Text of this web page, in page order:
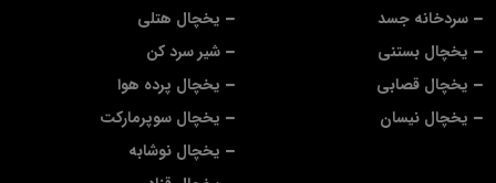
یخچال هتلی
شیر سرد کن
یخچال پرده هوا
یخچال سوپرمارکت
یخچال نوشابه
سردخانه جسد
یخچال بستنی
یخچال قصابی
یخچال نیسان